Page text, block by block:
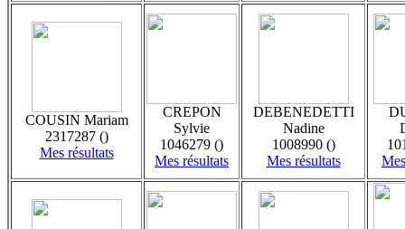
COUSIN Mariam
2317287 ()
Mes résultats
CREPON
Sylvie
1046279 ()
Mes résultats
DEBENEDETTI
Nadine
1008990 ()
Mes résultats